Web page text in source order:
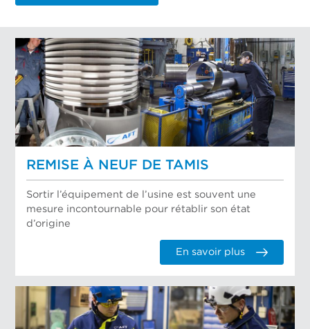
REMISE À NEUF DE TAMIS
Sortir l’équipement de l’usine est souvent une
mesure incontournable pour rétablir son état
d’origine
En savoir plus